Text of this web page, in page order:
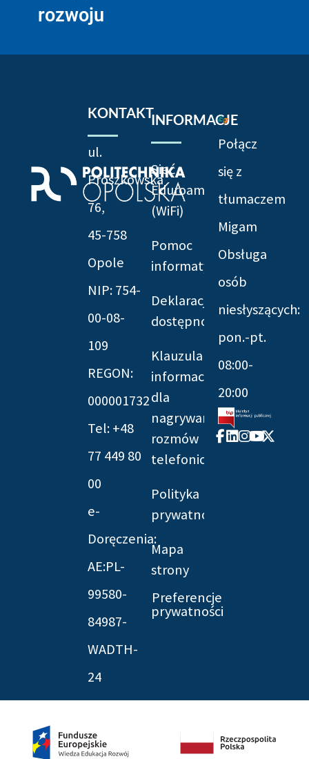
rozwoju
KONTAKT
ul.
Prószkowska
76,
45-758
Opole
NIP: 754-
00-08-
109
REGON:
000001732
Tel: +48
77 449 80
00
e-
Doręczenia:
AE:PL-
99580-
84987-
WADTH-
24
INFORMACJE
Sieć
Eduroam
(WiFi)
Pomoc
informatyczna
Deklaracja
dostępności
Klauzula
informacyjna
dla
nagrywania
rozmów
telefonicznych
Polityka
prywatności
Mapa
strony
Preferencje
prywatności
Połącz
się z
tłumaczem
Migam
Obsługa
osób
niesłyszących:
pon.-pt.
08:00-
20:00
Facebook-
f
Linkedin
Instagram
Youtube
X-
twitter